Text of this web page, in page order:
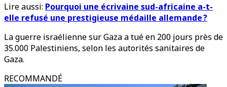
Lire aussi: Pourquoi une écrivaine sud-africaine a-t-
elle refusé une prestigieuse médaille allemande ?
La guerre israélienne sur Gaza a tué en 200 jours près de
35.000 Palestiniens, selon les autorités sanitaires de
Gaza.
RECOMMANDÉ